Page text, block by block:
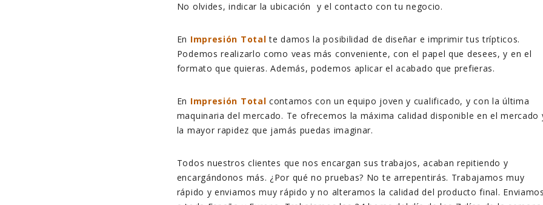
No olvides, indicar la ubicación y el contacto con tu negocio.
En Impresión Total te damos la posibilidad de diseñar e imprimir tus trípticos.
Podemos realizarlo como veas más conveniente, con el papel que desees, y en el
formato que quieras. Además, podemos aplicar el acabado que prefieras.
En Impresión Total contamos con un equipo joven y cualificado, y con la última
maquinaria del mercado. Te ofrecemos la máxima calidad disponible en el mercado
la mayor rapidez que jamás puedas imaginar.
Todos nuestros clientes que nos encargan sus trabajos, acaban repitiendo y
encargándonos más. ¿Por qué no pruebas? No te arrepentirás. Trabajamos muy
rápido y enviamos muy rápido y no alteramos la calidad del producto final. Enviamos